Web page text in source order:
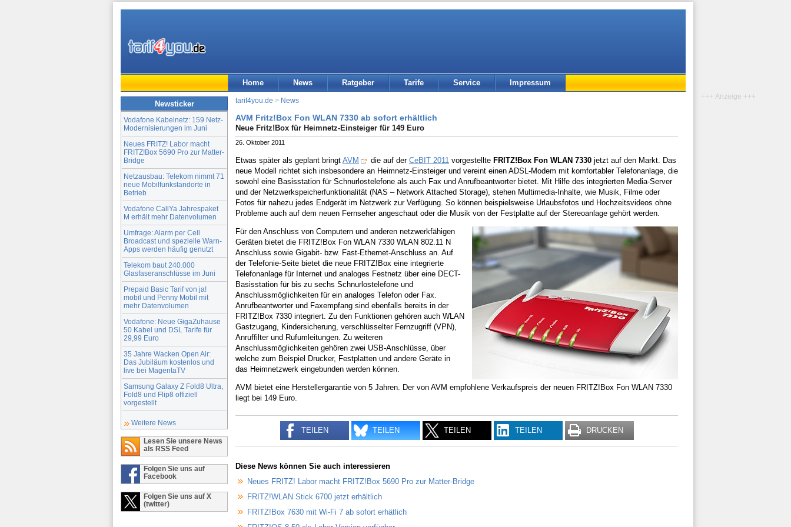
Home News Ratgeber Tarife Service Impressum
Newsticker
Vodafone Kabelnetz: 159 Netz-
Modernisierungen im Juni
Neues FRITZ! Labor macht
FRITZ!Box 5690 Pro zur Matter-
Bridge
Netzausbau: Telekom nimmt 71
neue Mobilfunkstandorte in
Betrieb
Vodafone CallYa Jahrespaket
M erhält mehr Datenvolumen
Umfrage: Alarm per Cell
Broadcast und spezielle Warn-
Apps werden häufig genutzt
Telekom baut 240.000
Glasfaseranschlüsse im Juni
Prepaid Basic Tarif von ja!
mobil und Penny Mobil mit
mehr Datenvolumen
Vodafone: Neue GigaZuhause
50 Kabel und DSL Tarife für
29,99 Euro
35 Jahre Wacken Open Air:
Das Jubiläum kostenlos und
live bei MagentaTV
Samsung Galaxy Z Fold8 Ultra,
Fold8 und Flip8 offiziell
vorgestellt
Weitere News
Lesen Sie unsere News
als RSS Feed
Folgen Sie uns auf
Facebook
Folgen Sie uns auf X
(twitter)
tarif4you.de > News
AVM Fritz!Box Fon WLAN 7330 ab sofort erhältlich
Neue Fritz!Box für Heimnetz-Einsteiger für 149 Euro
26. Oktober 2011
Etwas später als geplant bringt AVM die auf der CeBIT 2011 vorgestellte FRITZ!Box Fon WLAN 7330 jetzt auf den Markt. Das
neue Modell richtet sich insbesondere an Heimnetz-Einsteiger und vereint einen ADSL-Modem mit komfortabler Telefonanlage, die
sowohl eine Basisstation für Schnurlostelefone als auch Fax und Anrufbeantworter bietet. Mit Hilfe des integrierten Media-Server
und der Netzwerkspeicherfunktionalität (NAS – Network Attached Storage), stehen Multimedia-Inhalte, wie Musik, Filme oder
Fotos für nahezu jedes Endgerät im Netzwerk zur Verfügung. So können beispielsweise Urlaubsfotos und Hochzeitsvideos ohne
Probleme auch auf dem neuen Fernseher angeschaut oder die Musik von der Festplatte auf der Stereoanlage gehört werden.
Für den Anschluss von Computern und anderen netzwerkfähigen
Geräten bietet die FRITZ!Box Fon WLAN 7330 WLAN 802.11 N
Anschluss sowie Gigabit- bzw. Fast-Ethernet-Anschluss an. Auf
der Telefonie-Seite bietet die neue FRITZ!Box eine integrierte
Telefonanlage für Internet und analoges Festnetz über eine DECT-
Basisstation für bis zu sechs Schnurlostelefone und
Anschlussmöglichkeiten für ein analoges Telefon oder Fax.
Anrufbeantworter und Faxempfang sind ebenfalls bereits in der
FRITZ!Box 7330 integriert. Zu den Funktionen gehören auch WLAN
Gastzugang, Kindersicherung, verschlüsselter Fernzugriff (VPN),
Anruffilter und Rufumleitungen. Zu weiteren
Anschlussmöglichkeiten gehören zwei USB-Anschlüsse, über
welche zum Beispiel Drucker, Festplatten und andere Geräte in
das Heimnetzwerk eingebunden werden können.
AVM bietet eine Herstellergarantie von 5 Jahren. Der von AVM empfohlene Verkaufspreis der neuen FRITZ!Box Fon WLAN 7330
liegt bei 149 Euro.
TEILEN TEILEN TEILEN TEILEN DRUCKEN
Diese News können Sie auch interessieren
Neues FRITZ! Labor macht FRITZ!Box 5690 Pro zur Matter-Bridge
FRITZ!WLAN Stick 6700 jetzt erhältlich
FRITZ!Box 7630 mit Wi-Fi 7 ab sofort erhätlich
+++ Anzeige +++